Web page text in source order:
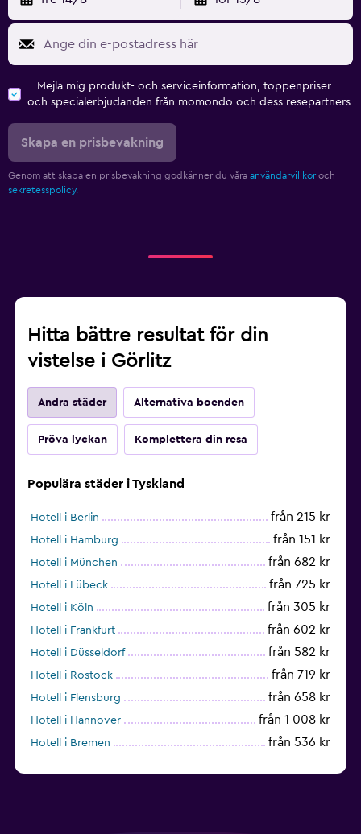
Mejla mig produkt- och serviceinformation, toppenpriser
och specialerbjudanden från momondo och dess resepartners
Skapa en prisbevakning
Genom att skapa en prisbevakning godkänner du våra användarvillkor och
sekretesspolicy.
Hitta bättre resultat för din
vistelse i Görlitz
Andra städer Alternativa boenden
Pröva lyckan Komplettera din resa
Populära städer i Tyskland
Hotell i Berlin från 215 kr
Hotell i Hamburg från 151 kr
Hotell i München från 682 kr
Hotell i Lübeck från 725 kr
Hotell i Köln från 305 kr
Hotell i Frankfurt från 602 kr
Hotell i Düsseldorf från 582 kr
Hotell i Rostock från 719 kr
Hotell i Flensburg från 658 kr
Hotell i Hannover från 1 008 kr
Hotell i Bremen från 536 kr